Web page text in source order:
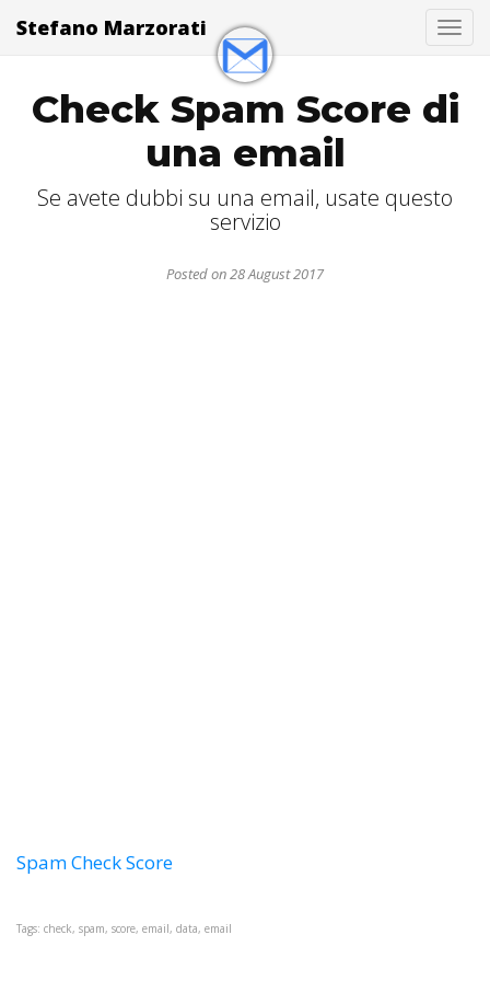
Stefano Marzorati
Check Spam Score di
una email
Se avete dubbi su una email, usate questo
servizio
Posted on 28 August 2017
Spam Check Score
Tags: check, spam, score, email, data, email